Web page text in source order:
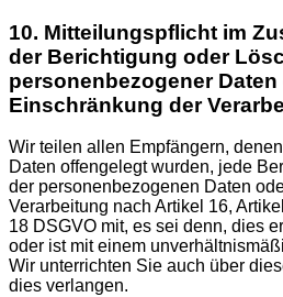
10. Mitteilungspflicht im
der Berichtigung oder
personenbezogener Daten
Einschränkung der
Wir teilen allen Empfängern,
Daten offengelegt wurden, jede
der personenbezogenen Daten
Verarbeitung nach Artikel 16,
18 DSGVO mit, es sei denn, dies
oder ist mit einem
Wir unterrichten Sie auch über
dies verlangen.